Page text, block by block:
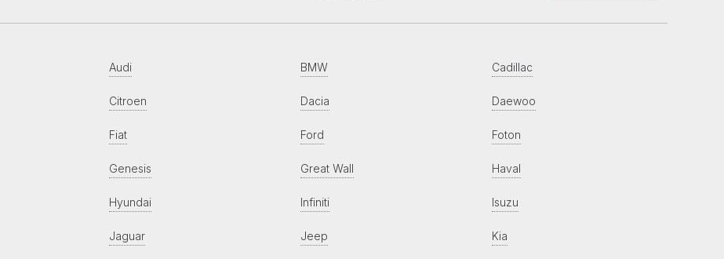
Audi BMW Cadillac
Citroen Dacia Daewoo
Fiat Ford Foton
Genesis Great Wall Haval
Hyundai Infiniti Isuzu
Jaguar Jeep Kia